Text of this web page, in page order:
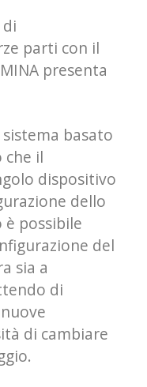
parti con il
presenta
basato
che il
dispositivo
dello
è possibile
del
sia a
di
di cambiare